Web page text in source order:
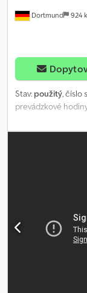
Dortmund 924
Stav: použitý, číslo
prevádzkové
výška:1 190 mm,
capacity: 2000 kg
sweepers are
also possible! We
questions? You